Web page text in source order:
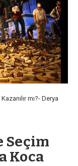
mı?- Derya
Seçim
Koca